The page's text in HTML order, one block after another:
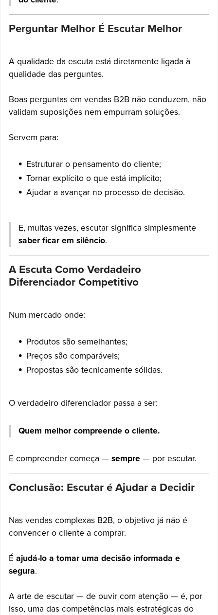
Perguntar Melhor É Escutar Melhor
A qualidade da escuta está diretamente ligada à
qualidade das perguntas.
Boas perguntas em vendas B2B não conduzem, não
validam suposições nem empurram soluções.
Servem para:
Estruturar o pensamento do cliente;
Tornar explícito o que está implícito;
Ajudar a avançar no processo de decisão.
E, muitas vezes, escutar significa simplesmente
saber ficar em silêncio.
A Escuta Como Verdadeiro
Diferenciador Competitivo
Num mercado onde:
Produtos são semelhantes;
Preços são comparáveis;
Propostas são tecnicamente sólidas.
O verdadeiro diferenciador passa a ser:
Quem melhor compreende o cliente.
E compreender começa — sempre— por escutar.
Conclusão: Escutar é Ajudar a Decidir
Nas vendas complexas B2B, o objetivo já não é
convencer o cliente a comprar.
É ajudá-lo a tomar uma decisão informada e
segura.
A arte de escutar — de ouvir com atenção — é, por
isso, uma das competências mais estratégicas do